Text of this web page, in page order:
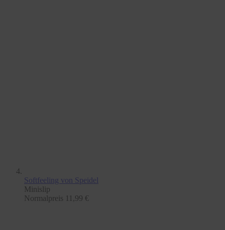
Softfeeling von Speidel
Minislip
Normalpreis 11,99 €